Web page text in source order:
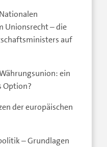
Unionsrecht – die
auf
ein
Option?
der europäischen
– Grundlagen